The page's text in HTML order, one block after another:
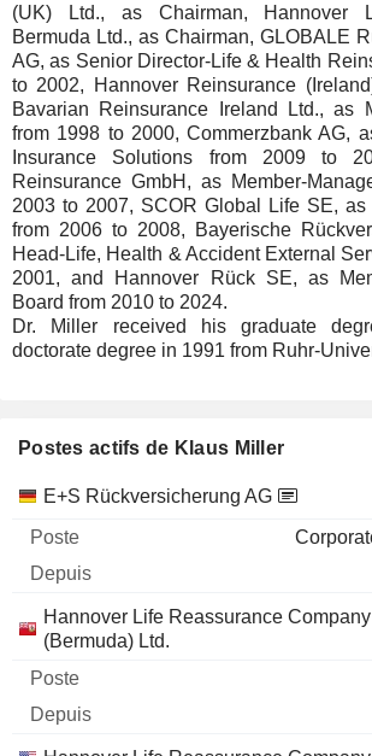
(UK) Ltd., as Chairman, Hannover
Bermuda Ltd., as Chairman, GLOBALE
AG, as Senior Director-Life & Health
to 2002, Hannover Reinsurance
Bavarian Reinsurance Ireland Ltd., as
from 1998 to 2000, Commerzbank AG,
Insurance Solutions from 2009 to
Reinsurance GmbH, as Member-
2003 to 2007, SCOR Global Life SE,
from 2006 to 2008, Bayerische
Head-Life, Health & Accident External
2001, and Hannover Rück SE, as
Board from 2010 to 2024.
Dr. Miller received his graduate
doctorate degree in 1991 from Ruhr-
Postes actifs de Klaus Miller
Sociétés Poste Début
E+S Rückversicherung AG
Hannover Life Reassurance
(Bermuda) Ltd.